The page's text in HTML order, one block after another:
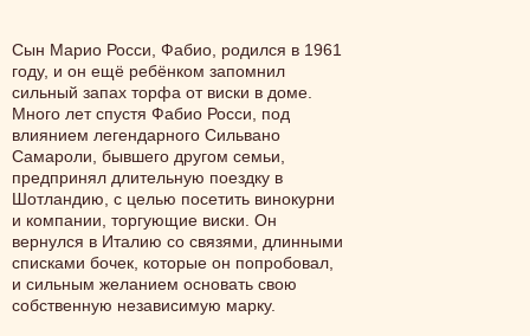
Сын Марио Росси, Фабио, родился в 1961
году, и он ещё ребёнком запомнил
сильный запах торфа от виски в доме.
Много лет спустя Фабио Росси, под
влиянием легендарного Сильвано
Самароли, бывшего другом семьи,
предпринял длительную поездку в
Шотландию, с целью посетить винокурни
и компании, торгующие виски. Он
вернулся в Италию со связями, длинными
списками бочек, которые он попробовал,
и сильным желанием основать свою
собственную независимую марку.